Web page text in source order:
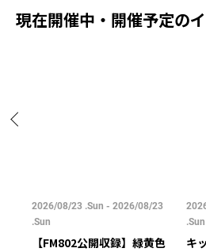
現在開催中・開催予定の
2026/08/23 .Sun - 2026/08/23
.Sun
【FM802公開収録】緑黄色
.Sun
キ